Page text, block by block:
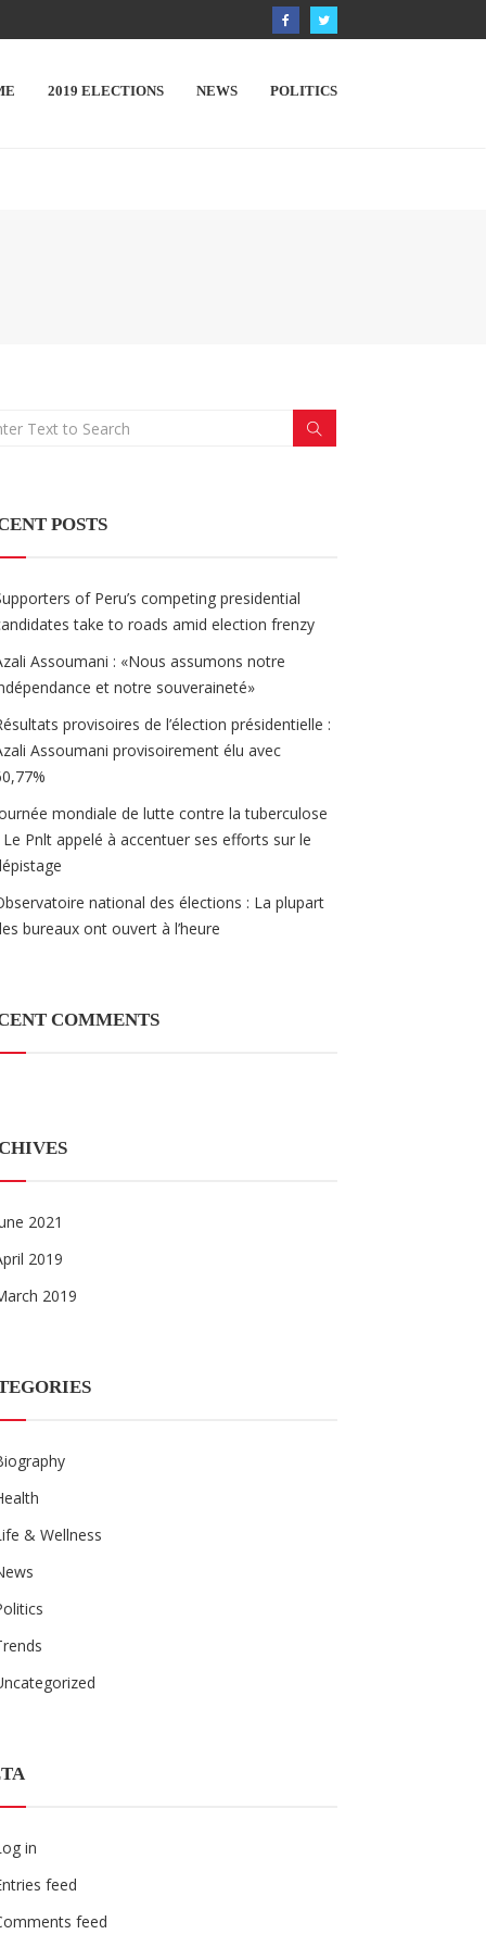
2019 ELECTIONS NEWS POLITICS
POSTS
of Peru’s competing presidential
take to roads amid election frenzy
Assoumani : «Nous assumons notre
et notre souveraineté»
provisoires de l’élection présidentielle :
Assoumani provisoirement élu avec
mondiale de lutte contre la tuberculose
Pnlt appelé à accentuer ses efforts sur le
national des élections : La plupart
bureaux ont ouvert à l’heure
COMMENTS
2021
2019
2019
& Wellness
in
feed
feed